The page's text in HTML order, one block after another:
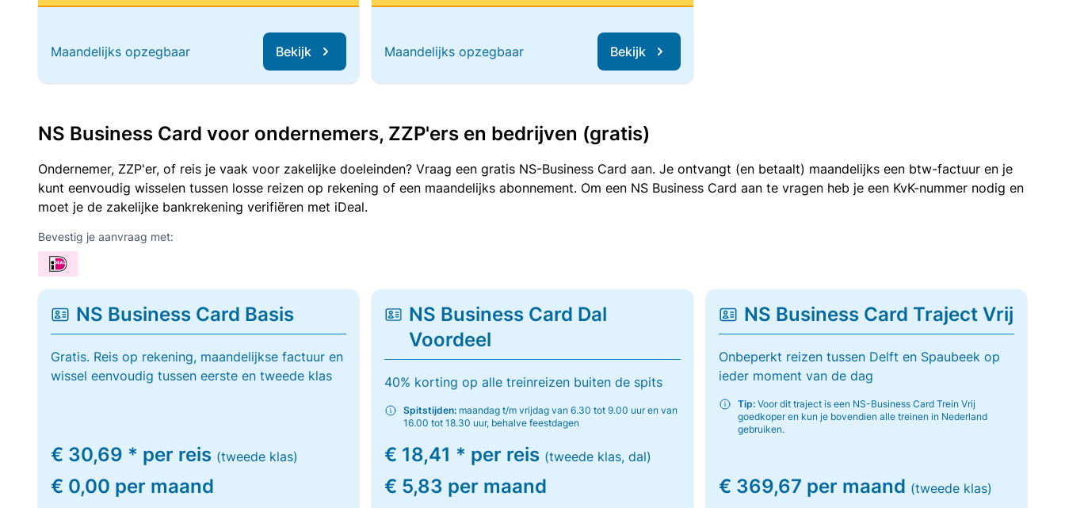
Maandelijks opzegbaar Bekijk Maandelijks opzegbaar Bekijk
NS Business Card voor ondernemers, ZZP'ers en bedrijven (gratis)
Ondernemer, ZZP'er, of reis je vaak voor zakelijke doeleinden? Vraag een gratis NS-Business Card aan. Je ontvangt (en betaalt) maandelijks een btw-factuur en je
kunt eenvoudig wisselen tussen losse reizen op rekening of een maandelijks abonnement. Om een NS Business Card aan te vragen heb je een KvK-nummer nodig en
moet je de zakelijke bankrekening verifiëren met iDeal.
Bevestig je aanvraag met:
NS Business Card Basis
Gratis. Reis op rekening, maandelijkse factuur en
wissel eenvoudig tussen eerste en tweede klas
€ 30,69 * per reis (tweede klas)
€ 0,00 per maand
NS Business Card Dal
Voordeel
40% korting op alle treinreizen buiten de spits
Spitstijden: maandag t/m vrijdag van 6.30 tot 9.00 uur en van
16.00 tot 18.30 uur, behalve feestdagen
€ 18,41 * per reis (tweede klas, dal)
€ 5,83 per maand
NS Business Card Traject Vrij
Onbeperkt reizen tussen Delft en Spaubeek op
ieder moment van de dag
Tip:Voor dit traject is een NS-Business Card Trein Vrij
goedkoper en kun je bovendien alle treinen in Nederland
gebruiken.
€ 369,67 per maand (tweede klas)